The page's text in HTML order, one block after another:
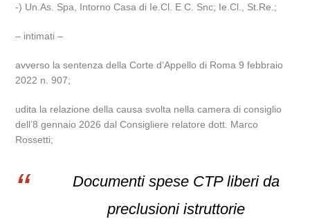
-) Un.As. Spa, Intorno Casa di Ie.Cl. E C. Snc; Ie.Cl., St.Re.;
– intimati –
avverso la sentenza della Corte d’Appello di Roma 9 febbraio
2022 n. 907;
udita la relazione della causa svolta nella camera di consiglio
dell’8 gennaio 2026 dal Consigliere relatore dott. Marco
Rossetti;
Documenti spese CTP liberi da
preclusioni istruttorie